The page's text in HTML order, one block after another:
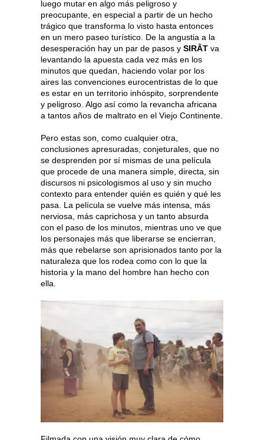
luego mutar en algo más peligroso y
preocupante, en especial a partir de un hecho
trágico que transforma lo visto hasta entonces
en un mero paseo turístico. De la angustia a la
desesperación hay un par de pasos y SIRÂT va
levantando la apuesta cada vez más en los
minutos que quedan, haciendo volar por los
aires las convenciones eurocentristas de lo que
es estar en un territorio inhóspito, sorprendente
y peligroso. Algo así como la revancha africana
a tantos años de maltrato en el Viejo Continente.
Pero estas son, como cualquier otra,
conclusiones apresuradas, conjeturales, que no
se desprenden por sí mismas de una película
que procede de una manera simple, directa, sin
discursos ni psicologismos al uso y sin mucho
contexto para entender quién es quién y qué les
pasa. La película se vuelve más intensa, más
nerviosa, más caprichosa y un tanto absurda
con el paso de los minutos, mientras uno ve que
los personajes más que liberarse se encierran,
más que rebelarse son aprisionados tanto por la
naturaleza que los rodea como con lo que la
historia y la mano del hombre han hecho con
ella.